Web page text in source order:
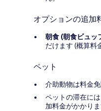
オプションの追加
朝食 (朝食ビュッ
だけます (概算料
ペット
介助動物は料金
ペットの滞在には
加料金がかかり